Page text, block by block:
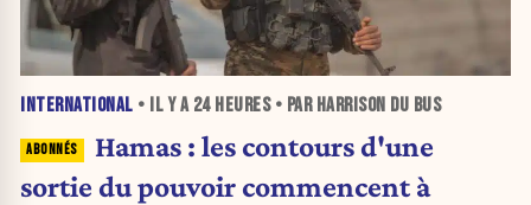
INTERNATIONAL • IL Y A 24 HEURES• PAR HARRISON DU BUS
Hamas : les contours d'une
sortie du pouvoir commencent à